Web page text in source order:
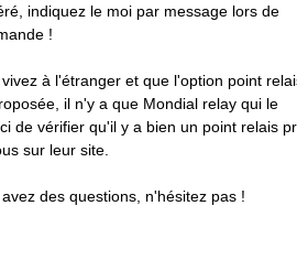
indiquez le moi par message lors de
!
vivez à l'étranger et que l'option point
il n'y a que Mondial relay qui le
de vérifier qu'il y a bien un point relais
sur leur site.
des questions, n'hésitez pas !